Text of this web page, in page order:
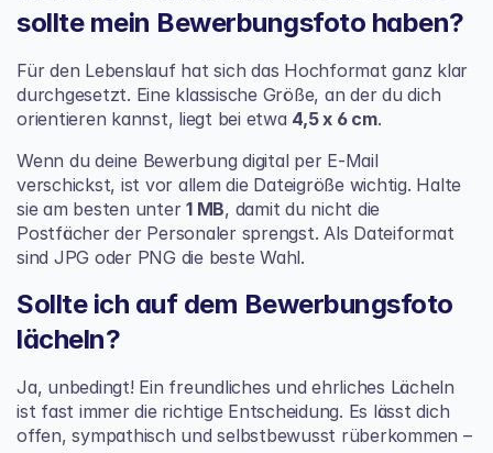
sollte mein Bewerbungsfoto haben?
Für den Lebenslauf hat sich das Hochformat ganz klar
durchgesetzt. Eine klassische Größe, an der du dich
orientieren kannst, liegt bei etwa 4,5 x 6 cm.
Wenn du deine Bewerbung digital per E-Mail
verschickst, ist vor allem die Dateigröße wichtig. Halte
sie am besten unter 1 MB, damit du nicht die
Postfächer der Personaler sprengst. Als Dateiformat
sind JPG oder PNG die beste Wahl.
Sollte ich auf dem Bewerbungsfoto
lächeln?
Ja, unbedingt! Ein freundliches und ehrliches Lächeln
ist fast immer die richtige Entscheidung. Es lässt dich
offen, sympathisch und selbstbewusst rüberkommen –